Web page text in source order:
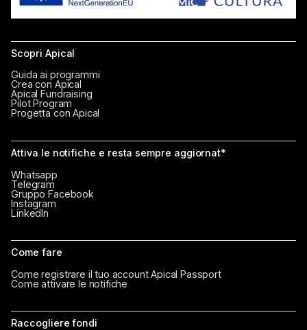
Scopri Apical
Guida ai programmi
Crea con Apical
Apical Fundraising
Pilot Program
Progetta con Apical
Attiva le notifiche e resta sempre aggiornat*
Whatsapp
Telegram
Gruppo Facebook
Instagram
LinkedIn
Come fare
Come registrare il tuo account Apical Passport
Come attivare le notifiche
Raccogliere fondi